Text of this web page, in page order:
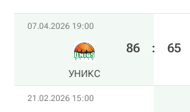
07.04.2026 19:00
УНИКС
86 : 65
21.02.2026 15:00